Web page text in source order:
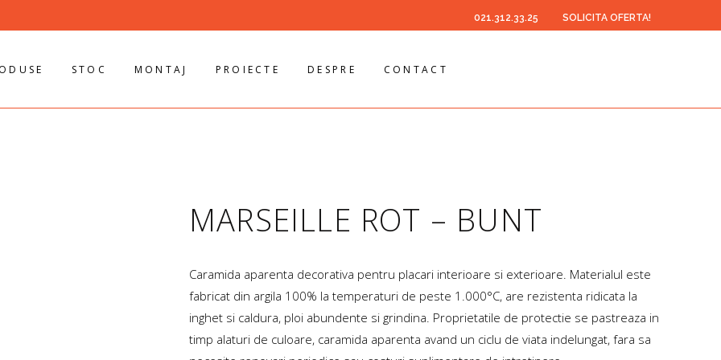
021.312.33.25 SOLICITA OFERTA!
STOC MONTAJ PROIECTE DESPRE CONTACT
MARSEILLE ROT – BUNT
Caramida aparenta decorativa pentru placari interioare si exterioare. Materialul este
fabricat din argila 100% la temperaturi de peste 1.000°C, are rezistenta ridicata la
inghet si caldura, ploi abundente si grindina. Proprietatile de protectie se pastreaza in
timp alaturi de culoare, caramida aparenta avand un ciclu de viata indelungat, fara sa